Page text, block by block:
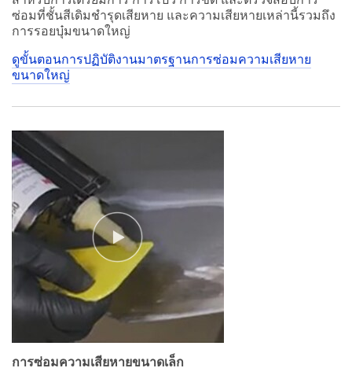
ซ่อมที่ชั้นสีเดิมชำรุดเสียหาย และความเสียหายเหล่านี้รวมถึง
การรอยบุ๋มขนาดใหญ่
ดูขั้นตอนการปฏิบัติงานมาตรฐานการซ่อมความเสียหาย
ขนาดใหญ่
การซ่อมความเสียหายขนาดเล็ก